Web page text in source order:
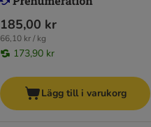
185,00 kr
66,10 kr / kg
173,90 kr
Lägg till i varukorg